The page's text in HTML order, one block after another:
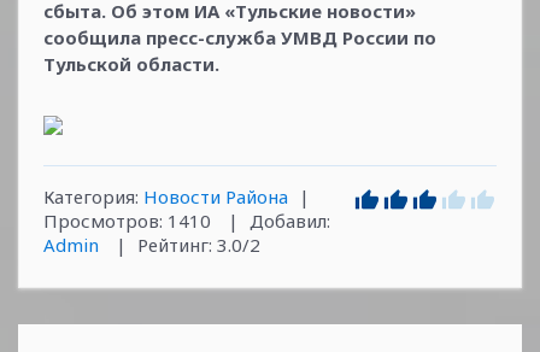
сбыта. Об этом ИА «Тульские новости»
сообщила пресс-служба УМВД России по
Тульской области.
Категория: Новости Района
|
Просмотров: 1410 | Добавил:
Admin
| Рейтинг: 3.0/2